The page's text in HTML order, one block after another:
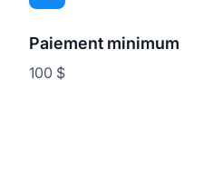
Paiement minimum
100 $